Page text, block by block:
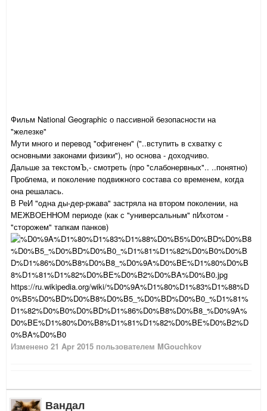
Фильм National Geographic о пассивной безопасности на
"железке"
Мути много и перевод "офигенен" ("..вступить в схватку с
основными законами физики"), но основа - доходчиво.
Дальше за текстомЪ,- смотреть (про "слабонервных".. ..понятно)
Проблема, и поколение подвижного состава со временем, когда
она решалась.
В РеИ "одна ды-дер-ржава" застряла на втором поколении, на
МЕЖВОЕННОМ периоде (как с "универсальным" пИхотом -
"сторожем" тапкам панков)
https://ru.wikipedia.org/wiki/%D0%9A%D1%80%D1%83%D1%88%D
0%B5%D0%BD%D0%B8%D0%B5_%D0%BD%D0%B0_%D1%81%
D1%82%D0%B0%D0%BD%D1%86%D0%B8%D0%B8_%D0%9A%
D0%BE%D1%80%D0%B8%D1%81%D1%82%D0%BE%D0%B2%D
0%BA%D0%B0
Изменено 21 Apr 2015 пользователем MGouchkov
Вандал